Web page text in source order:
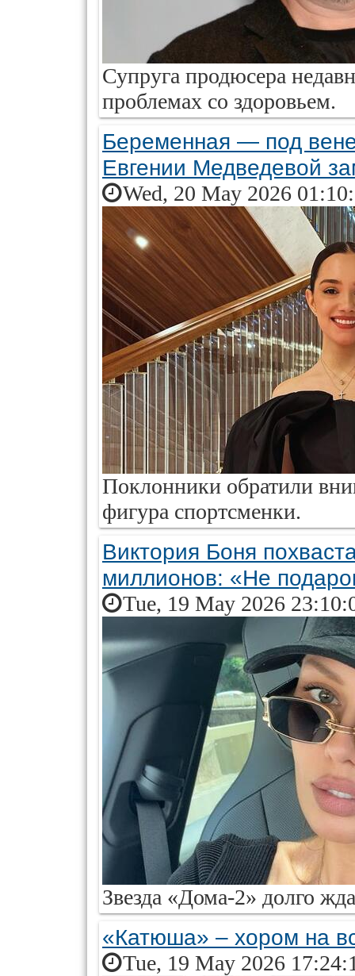
Супруга продюсера
проблемах со здоровьем.
Беременная — под
Евгении Медведевой
Wed, 20 May 2026
Поклонники обратили
фигура спортсменки.
Виктория Боня
миллионов: «Не
Tue, 19 May 2026
Звезда «Дома-2» долго
«Катюша» – хором на
Tue, 19 May 2026